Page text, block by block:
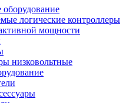
оборудование
логические контроллеры
мощности
низковольтные